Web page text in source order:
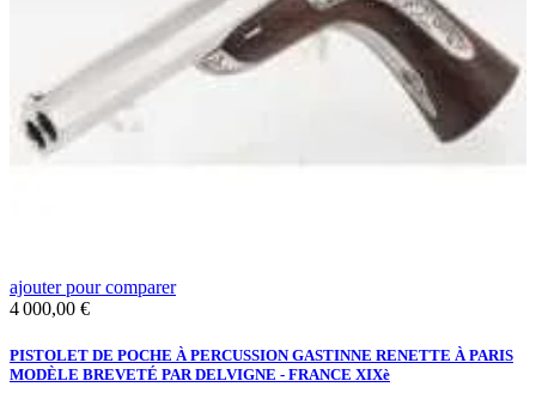
ajouter pour comparer
Prix
4 000,00 €
PISTOLET DE POCHE À PERCUSSION GASTINNE RENETTE À PARIS
MODÈLE BREVETÉ PAR DELVIGNE - FRANCE XIXè